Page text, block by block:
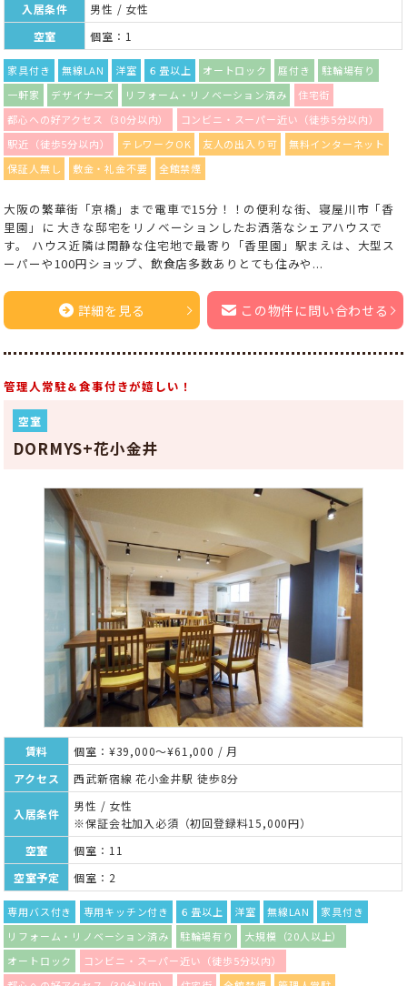
入居条件
男性 / 女性
空室
個室：1
家具付き 無線LAN 洋室 ６畳以上 オートロック 庭付き
駐輪場有り
一軒家
デザイナーズ リフォーム・リノベーション済み
住宅街
都心への好アクセス（30分以内）
コンビニ・スーパー近い（徒歩5分以内）
駅近（徒歩5分以内）
テレワークOK 友人の出入り可
無料インターネット
保証人無し
敷金・礼金不要 全館禁煙
大阪の繁華街「京橋」まで電車で15分！！の便利な街、寝屋川市「香
里園」に 大きな邸宅をリノベーションしたお洒落なシェアハウスで
す。 ハウス近隣は閑静な住宅地で最寄り「香里園」駅まえは、大型ス
ーパーや100円ショップ、飲食店多数ありとても住みや...
詳細を見る この物件に問い合わせる
管理人常駐＆食事付きが嬉しい！
空室
DORMYS+花小金井
賃料
個室：¥39,000～¥61,000 / 月
アクセス
西武新宿線 花小金井駅 徒歩8分
入居条件
男性 / 女性
※保証会社加入必須（初回登録料15,000円）
空室
個室：11
空室予定
個室：2
専用バス付き 専用キッチン付き ６畳以上 洋室 無線LAN
家具付き
リフォーム・リノベーション済み
駐輪場有り
大規模（20人以上）
オートロック
コンビニ・スーパー近い（徒歩5分以内）